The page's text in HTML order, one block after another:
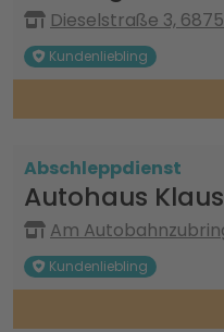
Dieselstraße 3,
Kundenliebling
Abschleppdienst
Autohaus
Am
Kundenliebling